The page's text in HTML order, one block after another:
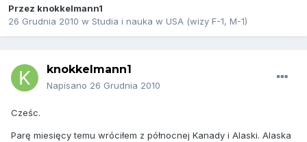
Przez knokkelmann1
26 Grudnia 2010 w Studia i nauka w USA (wizy F-1, M-1)
knokkelmann1
Napisano 26 Grudnia 2010
Cześc.
Parę miesięcy temu wróciłem z północnej Kanady i Alaski. Alaska